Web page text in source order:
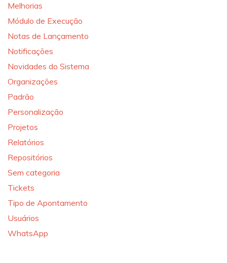
Melhorias
Módulo de Execução
Notas de Lançamento
Notificações
Novidades do Sistema
Organizações
Padrão
Personalização
Projetos
Relatórios
Repositórios
Sem categoria
Tickets
Tipo de Apontamento
Usuários
WhatsApp